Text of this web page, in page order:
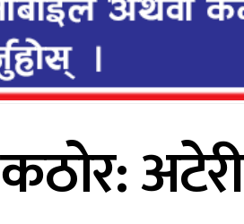
अटेरी